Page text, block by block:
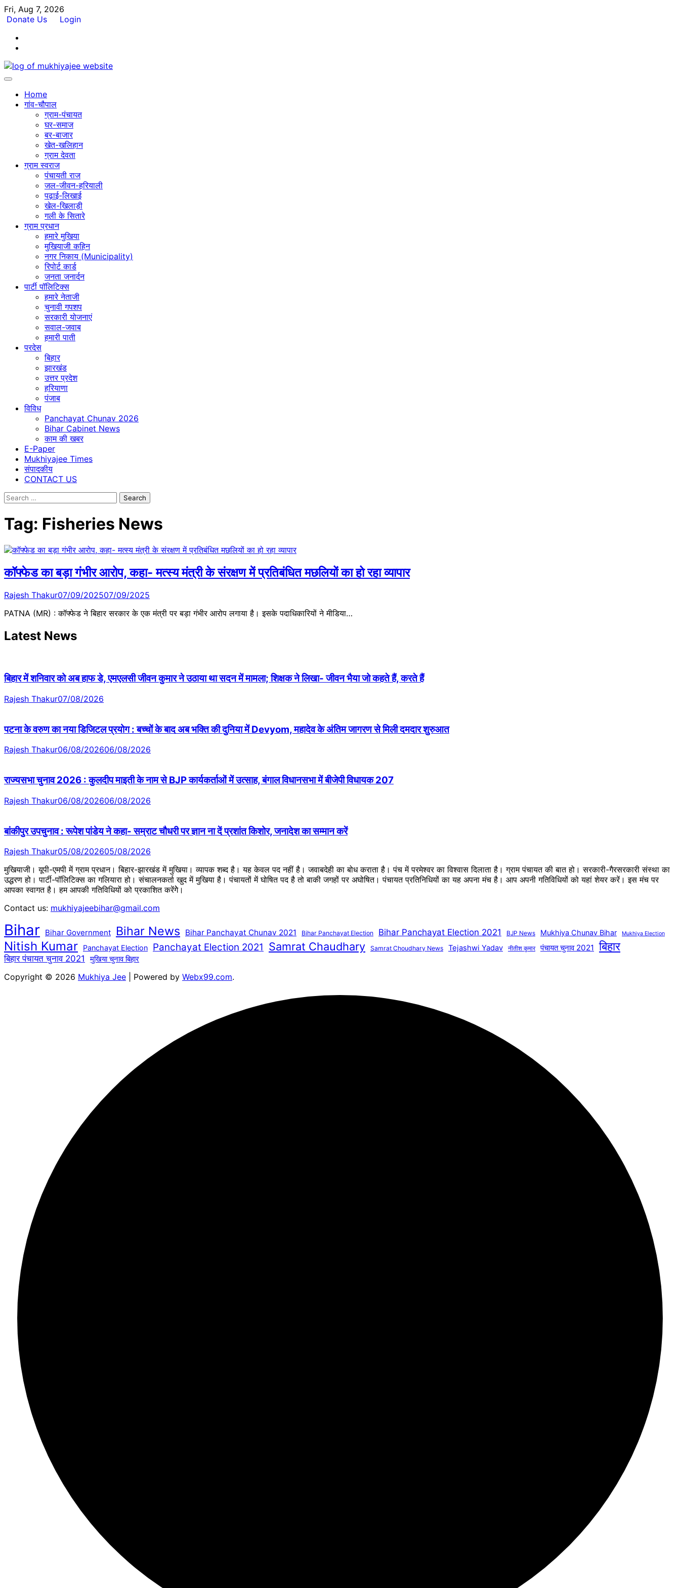
Skip
to
Fri, Aug 7, 2026
Donate Us
Login
Home
गांव-चौपाल
ग्राम-पंचायत
घर-समाज
बर-बाजार
खेत-खलिहान
ग्राम देवता
ग्राम स्वराज
पंचायती राज
जल-जीवन-हरियाली
पढ़ाई-लिखाई
खेल-खिलाड़ी
गली के सितारे
ग्राम प्रधान
हमारे मुखिया
मुखियाजी कहिन
नगर निकाय (Municipality)
रिपोर्ट कार्ड
जनता जनार्दन
पार्टी पॉलिटिक्स
हमारे नेताजी
चुनावी गपशप
सरकारी योजनाएं
सवाल-जवाब
हमारी पाती
परदेस
बिहार
झारखंड
उत्तर प्रदेश
हरियाणा
पंजाब
विविध
Panchayat Chunav 2026
Bihar Cabinet News
काम की खबर
E-Paper
Mukhiyajee Times
संपादकीय
CONTACT US
Search
Tag: Fisheries News
कॉफ्फेड का बड़ा गंभीर आरोप, कहा- मत्स्य मंत्री के संरक्षण में प्रतिबंधित मछलियों का हो रहा व्यापार
Rajesh Thakur07/09/202507/09/2025
PATNA (MR) : कॉफ्फेड ने बिहार सरकार के एक मंत्री पर बड़ा गंभीर आरोप लगाया है। इसके पदाधिकारियों ने मीडिया…
Latest News
बिहार में शनिवार को अब हाफ डे, एमएलसी जीवन कुमार ने उठाया था सदन में मामला; शिक्षक ने लिखा- जीवन भैया जो कहते हैं, करते हैं
Rajesh Thakur07/08/2026
पटना के वरुण का नया डिजिटल प्रयोग : बच्चों के बाद अब भक्ति की दुनिया में Devyom, महादेव के अंतिम जागरण से मिली दमदार शुरुआत
Rajesh Thakur06/08/202606/08/2026
राज्यसभा चुनाव 2026 : कुलदीप माइती के नाम से BJP कार्यकर्ताओं में उत्साह, बंगाल विधानसभा में बीजेपी विधायक 207
Rajesh Thakur06/08/202606/08/2026
बांकीपुर उपचुनाव : रूपेश पांडेय ने कहा- सम्राट चौधरी पर ज्ञान ना दें प्रशांत किशोर, जनादेश का सम्मान करें
Rajesh Thakur05/08/202605/08/2026
मुखियाजी। यूपी-एमपी में ग्राम प्रधान। बिहार-झारखंड में मुखिया। व्यापक शब्द है। यह केवल पद नहीं है। जवाबदेही का बोध कराता है। पंच में परमेश्वर का विश्वास दिलाता है। ग्राम पंचायत की बात हो। सरकारी-गैरसरकारी संस्था का
उद्धरण हो। पार्टी-पॉलिटिक्स का गलियारा हो। संचालनकर्ता खुद में मुखिया है। पंचायतों में घोषित पद है तो बाकी जगहों पर अघोषित। पंचायत प्रतिनिधियों का यह अपना मंच है। आप अपनी गतिविधियों को यहां शेयर करें। इस मंच पर
आपका स्वागत है। हम आपकी गतिविधियों को प्रकाशित करेंगेे।
Contact us: mukhiyajeebihar@gmail.com
Bihar Bihar Government Bihar News Bihar Panchayat Chunav 2021 Bihar Panchayat Election Bihar Panchayat Election 2021 BJP News Mukhiya Chunav Bihar Mukhiya Election
Nitish Kumar Panchayat Election Panchayat Election 2021 Samrat Chaudhary Samrat Choudhary News Tejashwi Yadav नीतीश कुमार पंचायत चुनाव 2021 बिहार
बिहार पंचायत चुनाव 2021 मुखिया चुनाव बिहार
Copyright © 2026 Mukhiya Jee | Powered by Webx99.com.